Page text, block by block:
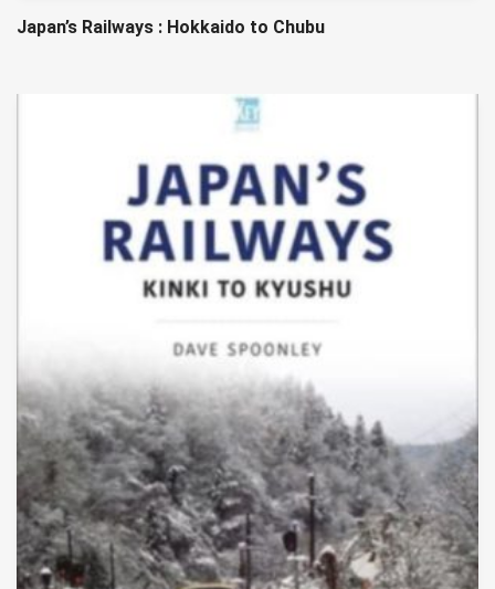
Japan’s Railways : Hokkaido to Chubu